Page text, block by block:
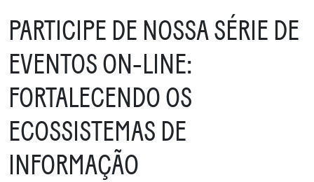
PARTICIPE DE NOSSA SÉRIE DE
EVENTOS ON-LINE:
FORTALECENDO OS
ECOSSISTEMAS DE
INFORMAÇÃO